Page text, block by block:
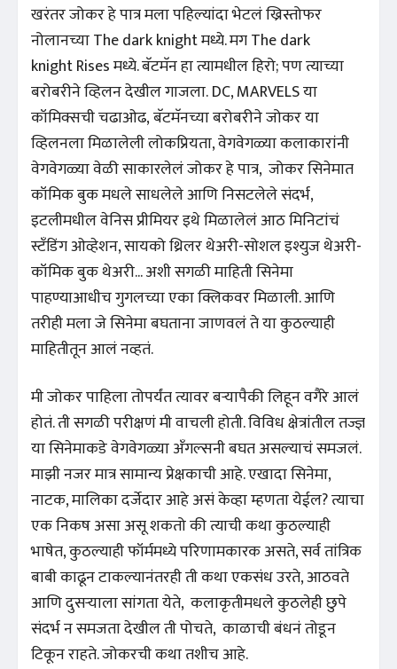
खरंतर जोकर हे पात्र मला पहिल्यांदा भेटलं ख्रिस्तोफर
नोलानच्या The dark knight मध्ये. मग The dark
knight Rises मध्ये. बॅटमॅन हा त्यामधील हिरो; पण त्याच्या
बरोबरीने व्हिलन देखील गाजला. DC, MARVELS या
कॉमिक्सची चढाओढ, बॅटमॅनच्या बरोबरीने जोकर या
व्हिलनला मिळालेली लोकप्रियता, वेगवेगळ्या कलाकारांनी
वेगवेगळ्या वेळी साकारलेलं जोकर हे पात्र, जोकर सिनेमात
कॉमिक बुक मधले साधलेले आणि निसटलेले संदर्भ,
इटलीमधील वेनिस प्रीमियर इथे मिळालेलं आठ मिनिटांचं
स्टँडिंग ओव्हेशन, सायको थ्रिलर थेअरी-सोशल इश्युज थेअरी-
कॉमिक बुक थेअरी... अशी सगळी माहिती सिनेमा
पाहण्याआधीच गुगलच्या एका क्लिकवर मिळाली. आणि
तरीही मला जे सिनेमा बघताना जाणवलं ते या कुठल्याही
माहितीतून आलं नव्हतं.
मी जोकर पाहिला तोपर्यंत त्यावर बऱ्यापैकी लिहून वगैरे आलं
होतं. ती सगळी परीक्षणं मी वाचली होती. विविध क्षेत्रांतील तज्ज्ञ
या सिनेमाकडे वेगवेगळ्या अँगल्सनी बघत असल्याचं समजलं.
माझी नजर मात्र सामान्य प्रेक्षकाची आहे. एखादा सिनेमा,
नाटक, मालिका दर्जेदार आहे असं केव्हा म्हणता येईल? त्याचा
एक निकष असा असू शकतो की त्याची कथा कुठल्याही
भाषेत, कुठल्याही फॉर्ममध्ये परिणामकारक असते, सर्व तांत्रिक
बाबी काढून टाकल्यानंतरही ती कथा एकसंध उरते, आठवते
आणि दुसऱ्याला सांगता येते, कलाकृतीमधले कुठलेही छुपे
संदर्भ न समजता देखील ती पोचते, काळाची बंधनं तोडून
टिकून राहते. जोकरची कथा तशीच आहे.